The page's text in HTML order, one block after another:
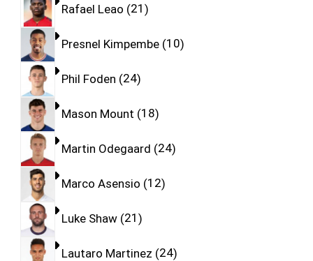
Rafael Leao 21
Presnel Kimpembe 10
Phil Foden 24
Mason Mount 18
Martin Odegaard 24
Marco Asensio 12
Luke Shaw 21
Lautaro Martinez 24